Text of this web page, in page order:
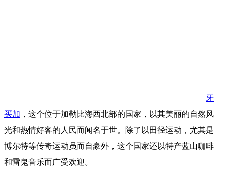
牙
买加 ，这个位于加勒比海西北部的国家，以其美丽的自然风
光和热情好客的人民而闻名于世。除了以田径运动，尤其是
博尔特等传奇运动员而自豪外，这个国家还以特产蓝山咖啡
和雷鬼音乐而广受欢迎。